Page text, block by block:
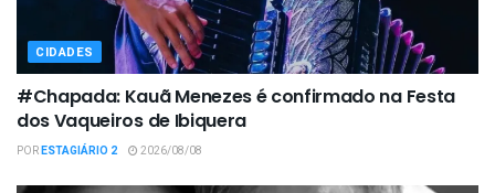
CIDADES
#Chapada: Kauã Menezes é confirmado na Festa
dos Vaqueiros de Ibiquera
PORESTAGIÁRIO 2 2026/08/08